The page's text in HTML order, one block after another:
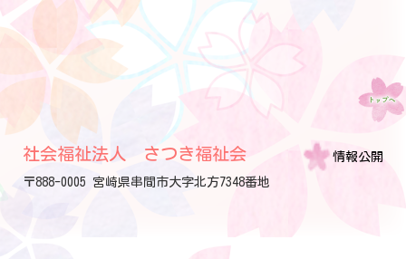
社会福祉法人 さつき福祉会
〒888-0005 宮崎県串間市大字北方7348番地
情報公開